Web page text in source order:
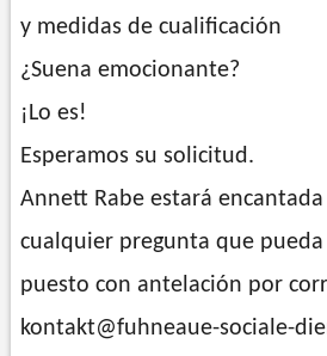
y medidas de cualificación
¿Suena emocionante?
¡Lo es!
Esperamos su solicitud.
Annett Rabe estará
cualquier pregunta que pueda
puesto con antelación por
kontakt@fuhneaue-sociale-